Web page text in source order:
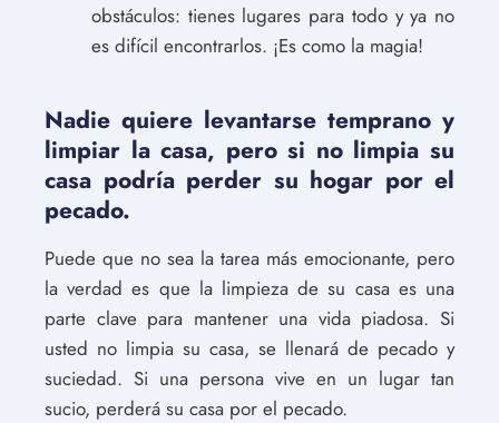
obstáculos: tienes lugares para todo y ya no
es difícil encontrarlos. ¡Es como la magia!
Nadie quiere levantarse temprano y
limpiar la casa, pero si no limpia su
casa podría perder su hogar por el
pecado.
Puede que no sea la tarea más emocionante, pero
la verdad es que la limpieza de su casa es una
parte clave para mantener una vida piadosa. Si
usted no limpia su casa, se llenará de pecado y
suciedad. Si una persona vive en un lugar tan
sucio, perderá su casa por el pecado.